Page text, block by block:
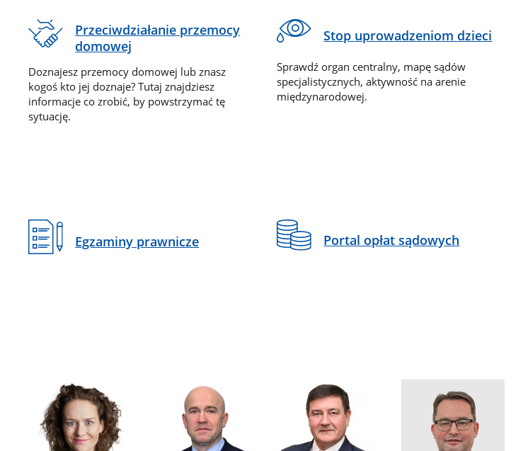
Przeciwdziałanie przemocy
domowej
Doznajesz przemocy domowej lub znasz
kogoś kto jej doznaje? Tutaj znajdziesz
informacje co zrobić, by powstrzymać tę
sytuację.
Stop uprowadzeniom dzieci
Sprawdź organ centralny, mapę sądów
specjalistycznych, aktywność na arenie
międzynarodowej.
Egzaminy prawnicze Portal opłat sądowych